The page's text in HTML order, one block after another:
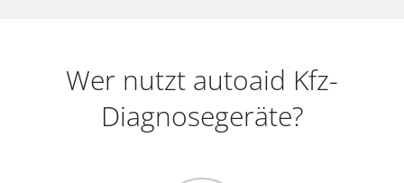
Wer nutzt autoaid Kfz-
Diagnosegeräte?